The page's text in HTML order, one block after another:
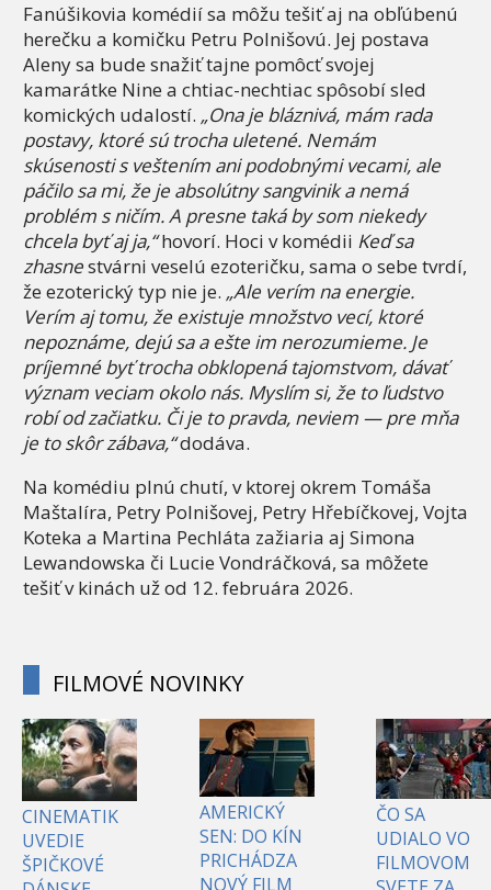
Fanúšikovia komédií sa môžu tešiť aj na obľúbenú
herečku a komičku Petru Polnišovú. Jej postava
Aleny sa bude snažiť tajne pomôcť svojej
kamarátke Nine a chtiac-nechtiac spôsobí sled
komických udalostí. „Ona je bláznivá, mám rada
postavy, ktoré sú trocha uletené. Nemám
skúsenosti s veštením ani podobnými vecami, ale
páčilo sa mi, že je absolútny sangvinik a nemá
problém s ničím. A presne taká by som niekedy
chcela byť aj ja,“hovorí. Hoci v komédii Keď sa
zhasnestvárni veselú ezoteričku, sama o sebe tvrdí,
že ezoterický typ nie je. „Ale verím na energie.
Verím aj tomu, že existuje množstvo vecí, ktoré
nepoznáme, dejú sa a ešte im nerozumieme. Je
príjemné byť trocha obklopená tajomstvom, dávať
význam veciam okolo nás. Myslím si, že to ľudstvo
robí od začiatku. Či je to pravda, neviem — pre mňa
je to skôr zábava,“dodáva.
Na komédiu plnú chutí, v ktorej okrem Tomáša
Maštalíra, Petry Polnišovej, Petry Hřebíčkovej, Vojta
Koteka a Martina Pechláta zažiaria aj Simona
Lewandowska či Lucie Vondráčková, sa môžete
tešiť v kinách už od 12. februára 2026.
FILMOVÉ NOVINKY
CINEMATIK
UVEDIE
ŠPIČKOVÉ
AMERICKÝ
SEN: DO KÍN
PRICHÁDZA
NOVÝ FILM
ČO SA
UDIALO VO
FILMOVOM